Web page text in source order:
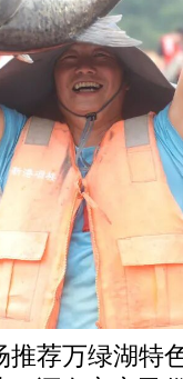
推荐万绿湖特